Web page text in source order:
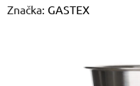
hodnotenie
Značka: GASTEX